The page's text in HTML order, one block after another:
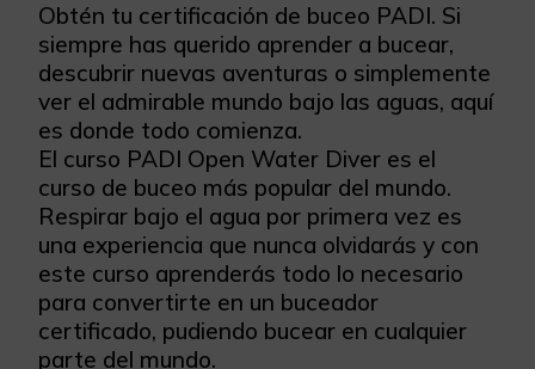
Obtén tu certificación de buceo PADI. Si
siempre has querido aprender a bucear,
descubrir nuevas aventuras o simplemente
ver el admirable mundo bajo las aguas, aquí
es donde todo comienza.
El curso PADI Open Water Diver es el
curso de buceo más popular del mundo.
Respirar bajo el agua por primera vez es
una experiencia que nunca olvidarás y con
este curso aprenderás todo lo necesario
para convertirte en un buceador
certificado, pudiendo bucear en cualquier
parte del mundo.